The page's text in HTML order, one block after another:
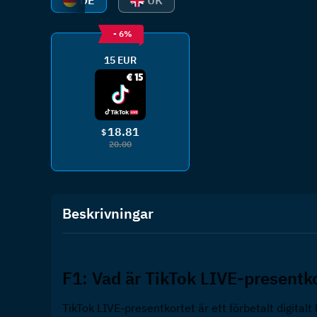
- 6%
15 EUR
$ 18.81
20.00
Beskrivningar
F1: Vad är TikTok LIVE-
TikTok LIVE-presentkortet är ett förbetalt